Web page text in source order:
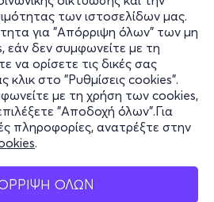
των ιστοσελίδων μας.
για "Απόρριψη όλων" των μη
δεν συμφωνείτε με τη
να ορίσετε τις δικές σας
κλικ στο "Ρυθμίσεις cookies".
με τη χρήση των cookies,
"Αποδοχή όλων".Για
πληροφορίες, ανατρέξτε στην
.
ΟΛΩΝ
2,90€
Εισιτήρια